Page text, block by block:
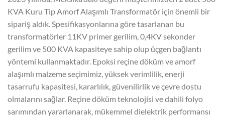
KVA Kuru Tip Amorf Alaşımlı Transformatör için önemli bir
sipariş aldık. Spesifikasyonlarına göre tasarlanan bu
transformatörler 11KV primer gerilim, 0,4KV sekonder
gerilim ve 500 KVA kapasiteye sahip olup üçgen bağlantı
yöntemi kullanmaktadır. Epoksi reçine döküm ve amorf
alaşımlı malzeme seçimimiz, yüksek verimlilik, enerji
tasarrufu kapasitesi, kararlılık, güvenilirlik ve çevre dostu
olmalarını sağlar. Reçine döküm teknolojisi ve dahili folyo
sarımından yararlanarak, mükemmel dielektrik performansı